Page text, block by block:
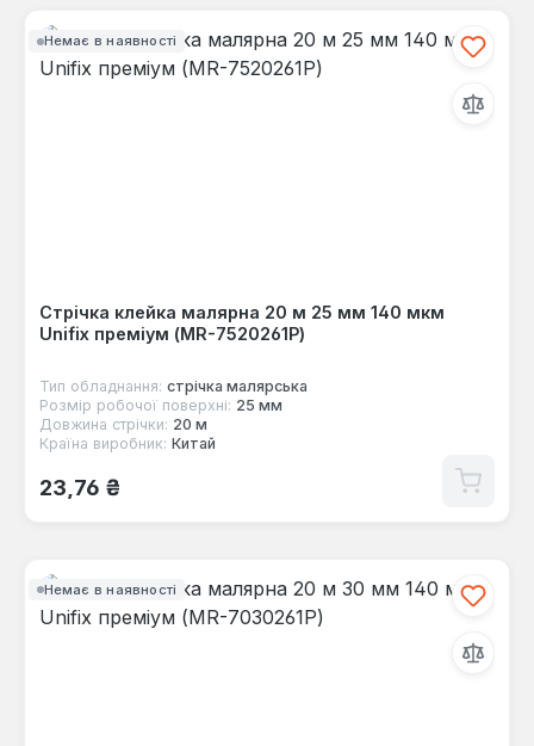
Немає в наявності
Стрічка клейка малярна 20 м 25 мм 140 мкм
Unifix преміум (MR-7520261P)
Тип обладнання: стрічка малярська
Розмір робочої поверхні: 25 мм
Довжина стрічки: 20 м
Країна виробник: Китай
Звичайна ціна:
23,76 ₴
Немає в наявності